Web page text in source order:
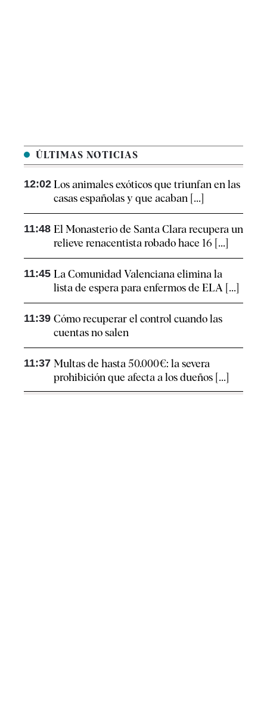
ÚLTIMAS NOTICIAS
12:02 Los animales exóticos que triunfan en las
casas españolas y que acaban [...]
11:48 El Monasterio de Santa Clara recupera un
relieve renacentista robado hace 16 [...]
11:45 La Comunidad Valenciana elimina la
lista de espera para enfermos de ELA [...]
11:39 Cómo recuperar el control cuando las
cuentas no salen
11:37 Multas de hasta 50.000€: la severa
prohibición que afecta a los dueños [...]